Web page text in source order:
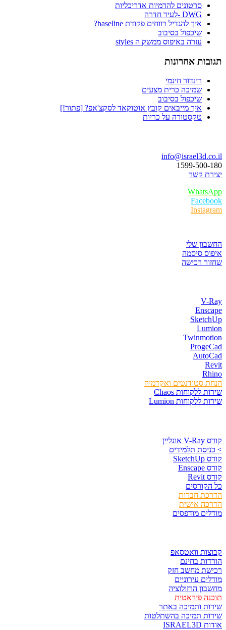
סרטונים להדמיות אדריכליות
DWG -לעיר חדרה
איך להגדיל רווחים פקודת baseline?
שיכפול בסיבוב
עזרה באיפוס ממשק ה styles
תגובות אחרונות
רינדור חינמי
שמיכה כרית מצעים
שיכפול בסיבוב
איך מייבאים קובץ אוטוקאד לסקצ'אפ? [פתור!]
טקסטורה על כריות
info@israel3d.co.il
1599-500-180
יצירת קשר
WhatsApp
Facebook
Instagram
החשבון שלי
איפוס סיסמה
שחזור רכישה
V-Ray
Enscape
SketchUp
Lumion
Twinmotion
ProgeCad
AutoCad
Revit
Rhino
הנחת סטודנטים ואקדמיה
שירות ללקוחות Chaos
שירות ללקוחות Lumion
קורס V-Ray אונליין
> כניסת תלמידים
קורס SketchUp
קורס Enscape
קורס Revit
כל הקורסים
הדרכת חברות
הדרכה אישית
מודלים מודפסים
קבוצות וואטסאפ
הורדות בחינם
רכישת מחשב חזק
מודלים עירוניים
מחשבון הרזולוציה
תוכנה פיראטית
שירות ותמיכה באתר
שירות תמיכה בהשתלטות
אודות ISRAEL3D